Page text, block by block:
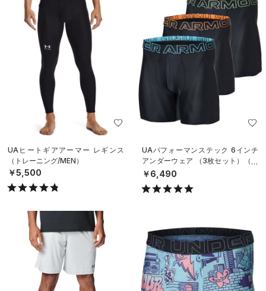
UAヒートギアアーマー レギンス
（トレーニング/MEN）
￥5,500
UAパフォーマンステック 6インチ
アンダーウェア （3枚セット）（ト
レーニング/MEN）
￥6,490